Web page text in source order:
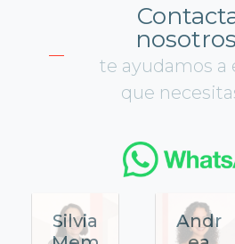
nosotros
te ayudamos a
que
Silvia
Andr